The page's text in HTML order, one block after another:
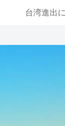
台湾進出